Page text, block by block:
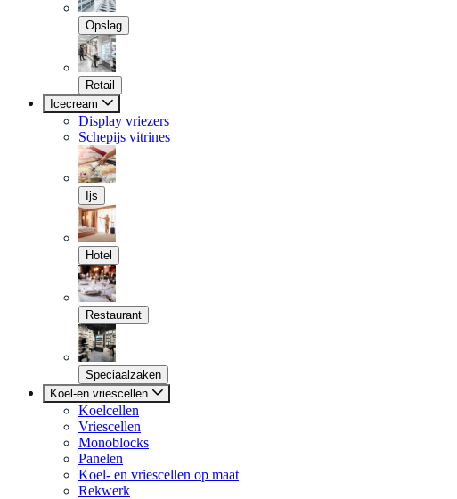
Opslag
Retail
Icecream
Display vriezers
Schepijs vitrines
Ijs
Hotel
Restaurant
Speciaalzaken
Koel-en vriescellen
Koelcellen
Vriescellen
Monoblocks
Panelen
Koel- en vriescellen op maat
Rekwerk